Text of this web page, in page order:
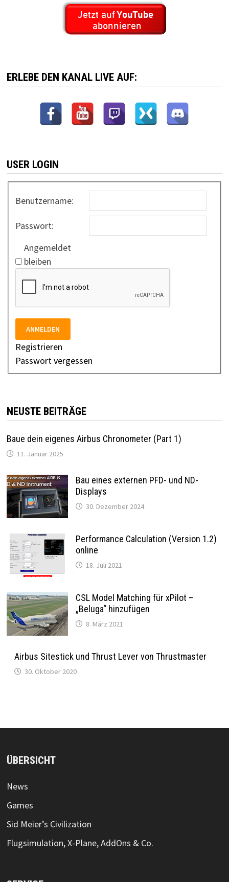
ERLEBE DEN KANAL LIVE AUF:
USER LOGIN
Benutzername:
Passwort:
Angemeldet
bleiben
ANMELDEN
Registrieren
Passwort vergessen
NEUSTE BEITRÄGE
Baue dein eigenes Airbus Chronometer (Part 1)
11. Januar 2025
Bau eines externen PFD- und ND-
Displays
30. Dezember 2024
Performance Calculation (Version 1.2)
online
18. Juli 2021
CSL Model Matching für xPilot –
„Beluga“ hinzufügen
8. März 2021
Airbus Sitestick und Thrust Lever von Thrustmaster
30. Oktober 2020
ÜBERSICHT
News
Games
Sid Meier’s Civilization
Flugsimulation, X-Plane, AddOns & Co.